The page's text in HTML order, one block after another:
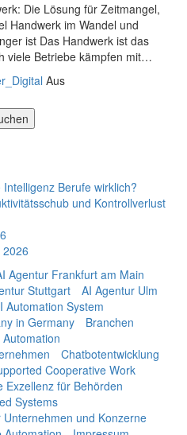
Die Lösung für Zeitmangel,
Handwerk im Wandel und
ist Das Handwerk ist das
viele Betriebe kämpfen mit…
Aus
Berufe wirklich?
und Kontrollverlust
Agentur Frankfurt am Main
Stuttgart
AI Agentur Ulm
Automation System
in Germany
Branchen
Chatbotentwicklung
Cooperative Work
Exzellenz für Behörden
Systems
und Konzerne